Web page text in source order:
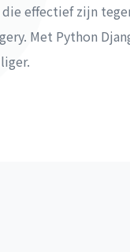
effectief zijn
Met Python